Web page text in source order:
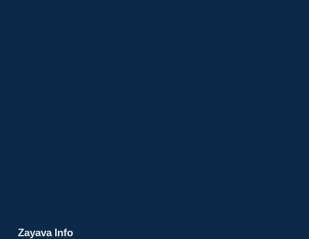
Zayava Info